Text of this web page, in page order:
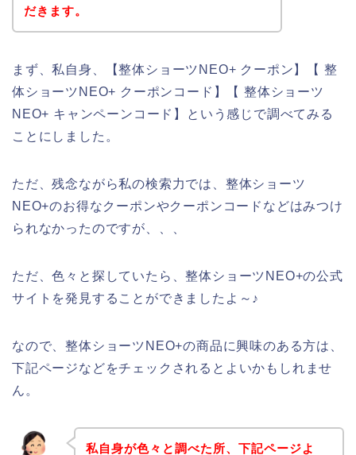
だきます。
まず、私自身、【整体ショーツNEO+ クーポン】【 整
体ショーツNEO+ クーポンコード】【 整体ショーツ
NEO+ キャンペーンコード】という感じで調べてみる
ことにしました。
ただ、残念ながら私の検索力では、整体ショーツ
NEO+のお得なクーポンやクーポンコードなどはみつけ
られなかったのですが、、、
ただ、色々と探していたら、整体ショーツNEO+の公式
サイトを発見することができましたよ～♪
なので、整体ショーツNEO+の商品に興味のある方は、
下記ページなどをチェックされるとよいかもしれませ
ん。
私自身が色々と調べた所、下記ページよ